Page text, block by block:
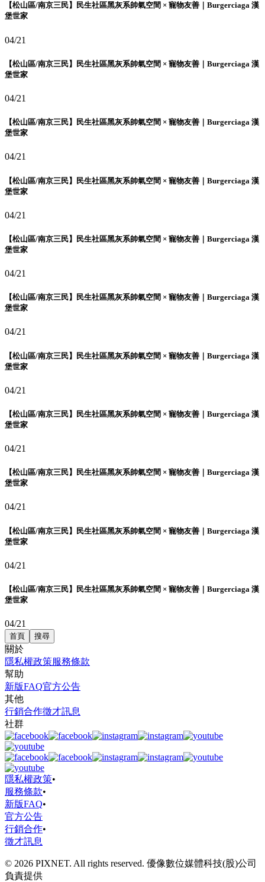
【松山區/南京三民】民生社區黑灰系帥氣空間 × 寵物友善｜Burgerciaga 漢
堡世家
04/21
【松山區/南京三民】民生社區黑灰系帥氣空間 × 寵物友善｜Burgerciaga 漢
堡世家
04/21
【松山區/南京三民】民生社區黑灰系帥氣空間 × 寵物友善｜Burgerciaga 漢
堡世家
04/21
【松山區/南京三民】民生社區黑灰系帥氣空間 × 寵物友善｜Burgerciaga 漢
堡世家
04/21
【松山區/南京三民】民生社區黑灰系帥氣空間 × 寵物友善｜Burgerciaga 漢
堡世家
04/21
【松山區/南京三民】民生社區黑灰系帥氣空間 × 寵物友善｜Burgerciaga 漢
堡世家
04/21
【松山區/南京三民】民生社區黑灰系帥氣空間 × 寵物友善｜Burgerciaga 漢
堡世家
04/21
【松山區/南京三民】民生社區黑灰系帥氣空間 × 寵物友善｜Burgerciaga 漢
堡世家
04/21
【松山區/南京三民】民生社區黑灰系帥氣空間 × 寵物友善｜Burgerciaga 漢
堡世家
04/21
【松山區/南京三民】民生社區黑灰系帥氣空間 × 寵物友善｜Burgerciaga 漢
堡世家
04/21
【松山區/南京三民】民生社區黑灰系帥氣空間 × 寵物友善｜Burgerciaga 漢
堡世家
04/21
首頁 搜尋
關於
隱私權政策服務條款
幫助
新版FAQ官方公告
其他
行銷合作徵才訊息
社群
隱私權政策•
服務條款•
新版FAQ•
官方公告
行銷合作•
徵才訊息
© 2026 PIXNET. All rights reserved. 優像數位媒體科技(股)公司
負責提供